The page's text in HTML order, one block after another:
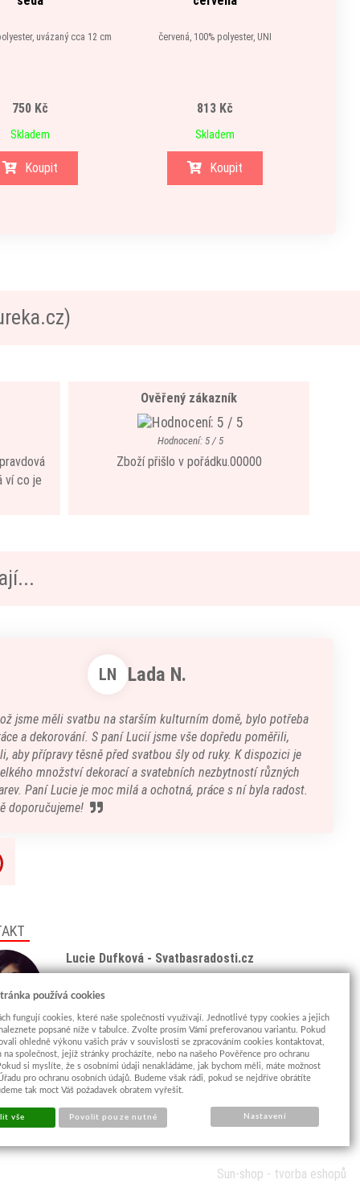
uvázaný cca 12 cm
750 Kč
Skladem
Koupit
červená, 100% polyester, UNI
813 Kč
Skladem
Koupit
ví co je
Ověřený zákazník
Hodnocení: 5 / 5
Zboží přišlo v pořádku.00000
LN Lada N.
jsme měli svatbu na starším kulturním domě, bylo potřeba
a dekorování. S paní Lucií jsme vše dopředu poměřili,
aby přípravy těsně před svatbou šly od ruky. K dispozici je
množství dekorací a svatebních nezbytností různých
Paní Lucie je moc milá a ochotná, práce s ní byla radost.
doporučujeme!
Lucie Dufková - Svatbasradosti.cz
Email:info@svatbasradosti.cz
Showroom
Jungmannova 627, Kyjov 69701
Po-Pá: po domluvě (více info)
Sun-shop - tvorba eshopů
používá cookies
fungují cookies, které naše společnosti využívají. Jednotlivé typy cookies a jejich
popsané níže v tabulce. Zvolte prosím Vámi preferovanou variantu. Pokud
ohledně výkonu vašich práv v souvislosti se zpracováním cookies kontaktovat,
na společnost, jejíž stránky procházíte, nebo na našeho Pověřence pro ochranu
si myslíte, že s osobními údaji nenakládáme, jak bychom měli, máte možnost
pro ochranu osobních údajů. Budeme však rádi, pokud se nejdříve obrátíte
tak moct Váš požadavek obratem vyřešit.
vše Povolit pouze nutné Nastavení